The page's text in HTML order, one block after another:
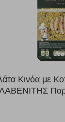
Κινόα με
ιστότοπου
που
προσθέτοντας
cookies για την
σχετικά.